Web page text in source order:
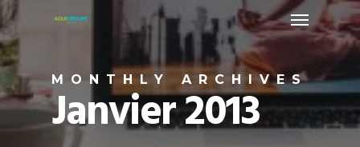
Skip
to
main
content
Menu
MONTHLY ARCHIVES
Janvier 2013